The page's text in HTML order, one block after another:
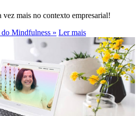
vez mais no contexto empresarial!
do Mindfulness » Ler mais